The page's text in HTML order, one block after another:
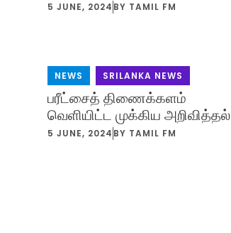
5 JUNE, 2024 BY TAMIL FM
NEWS SRILANKA NEWS
பரீட்சைத் திணைக்களம்
வெளியிட்ட முக்கிய அறிவித்தல்
5 JUNE, 2024 BY TAMIL FM